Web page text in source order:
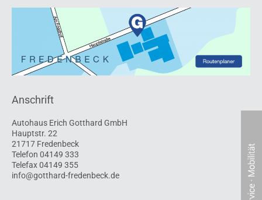
Anschrift
Autohaus Erich Gotthard GmbH
Hauptstr. 22
21717 Fredenbeck
Telefon 04149 333
Telefax 04149 355
info@gotthard-fredenbeck.de